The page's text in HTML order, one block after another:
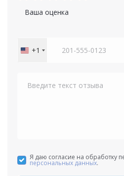
Ваша оценка
United
+1
Я даю согласие на обработку
персональных данных.